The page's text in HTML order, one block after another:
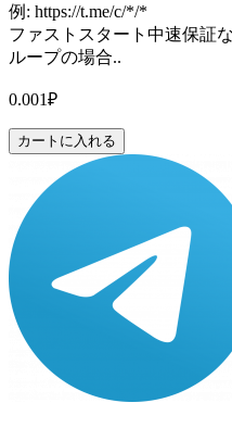
例: https://t.me/c/*/*
ファストスタート中速保証
ループの場合..
0.001₽
カートに入れる